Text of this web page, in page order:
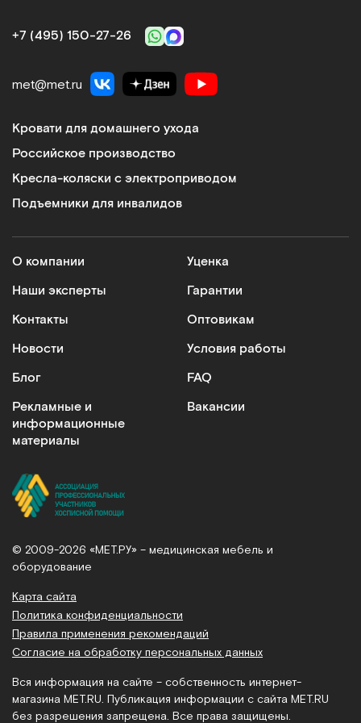
+7 (495) 150‑27‑26
met@met.ru
Кровати для домашнего ухода
Российское производство
Кресла-коляски с электроприводом
Подъемники для инвалидов
О компании
Наши эксперты
Контакты
Новости
Блог
Рекламные и
информационные
материалы
Уценка
Гарантии
Оптовикам
Условия работы
FAQ
Вакансии
© 2009-2026 «МЕТ.РУ» – медицинская мебель и
оборудование
Карта сайта
Политика конфиденциальности
Правила применения рекомендаций
Согласие на обработку персональных данных
Вся информация на сайте – собственность интернет-
магазина MET.RU. Публикация информации с сайта MET.RU
без разрешения запрещена. Все права защищены.